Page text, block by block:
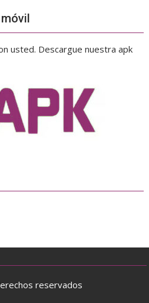
usted. Descargue nuestra apk
reservados